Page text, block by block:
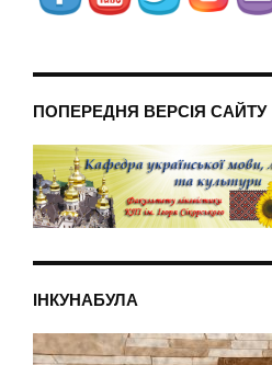
ПОПЕРЕДНЯ ВЕРСІЯ САЙТУ
ІНКУНАБУЛА